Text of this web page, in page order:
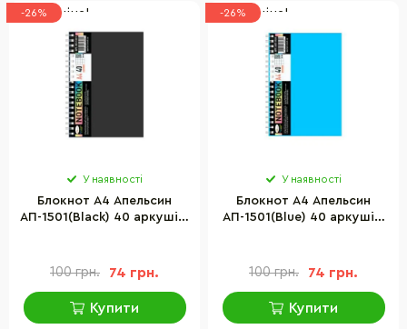
-26%
Низька ціна!
У наявності
Блокнот А4 Апельсин
АП-1501(Black) 40 аркушів,
100 грн. 74 грн.
Купити
-26%
Низька ціна!
У наявності
Блокнот А4 Апельсин
АП-1501(Blue) 40 аркушів,
100 грн. 74 грн.
Купити